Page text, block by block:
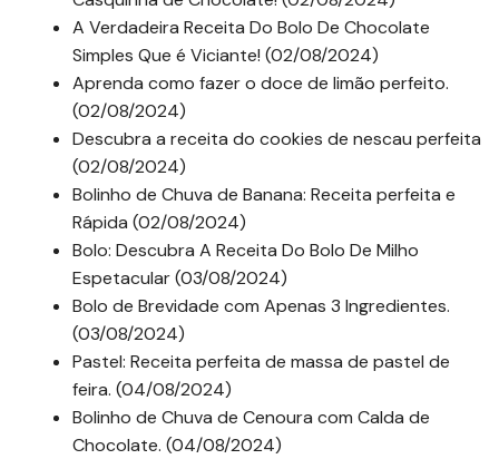
A Verdadeira Receita Do Bolo De Chocolate
Simples Que é Viciante! (02/08/2024)
Aprenda como fazer o doce de limão perfeito.
(02/08/2024)
Descubra a receita do cookies de nescau perfeita
(02/08/2024)
Bolinho de Chuva de Banana: Receita perfeita e
Rápida (02/08/2024)
Bolo: Descubra A Receita Do Bolo De Milho
Espetacular (03/08/2024)
Bolo de Brevidade com Apenas 3 Ingredientes.
(03/08/2024)
Pastel: Receita perfeita de massa de pastel de
feira. (04/08/2024)
Bolinho de Chuva de Cenoura com Calda de
Chocolate. (04/08/2024)